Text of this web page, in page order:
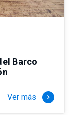
Barco
Ver más keyboard_arrow_right